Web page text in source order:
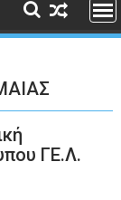
ΓΕ.Λ.